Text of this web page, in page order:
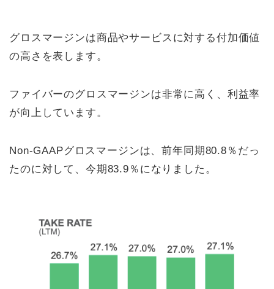
グロスマージンは商品やサービスに対する付加価値
の高さを表します。
ファイバーのグロスマージンは非常に高く、利益率
が向上しています。
Non-GAAPグロスマージンは、前年同期80.8％だっ
たのに対して、今期83.9％になりました。